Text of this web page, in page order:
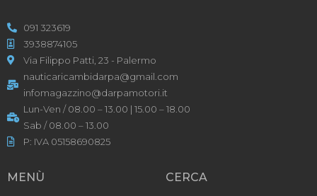
091 323619
3938874105
Via Filippo Patti, 23 - Palermo
nauticaricambidarpa@gmail.com
infomagazzino@darpamotori.it
Lun-Ven / 08.00 – 13.00 | 15.00 – 18.00
Sab / 08.00 – 13.00
P: IVA 05158690825
MENÙ CERCA